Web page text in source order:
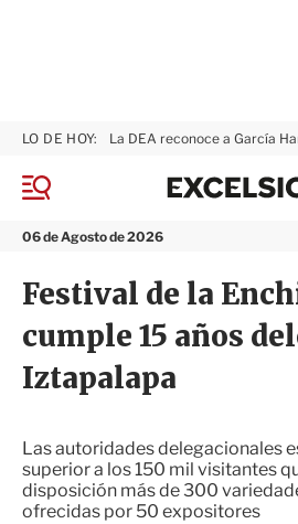
M
n
06 de Agosto de 2026
LO DE HOY: La DEA reconoce a García
Festival de la
cumple 15 años
Iztapalapa
Las autoridades delegacionales
superior a los 150 mil visitantes
disposición más de 300
ofrecidas por 50 expositores